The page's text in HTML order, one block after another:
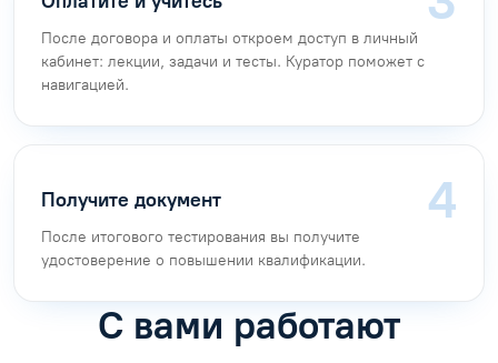
После договора и оплаты откроем доступ в личный
кабинет: лекции, задачи и тесты. Куратор поможет с
навигацией.
Получите документ
После итогового тестирования вы получите
удостоверение о повышении квалификации.
С вами работают